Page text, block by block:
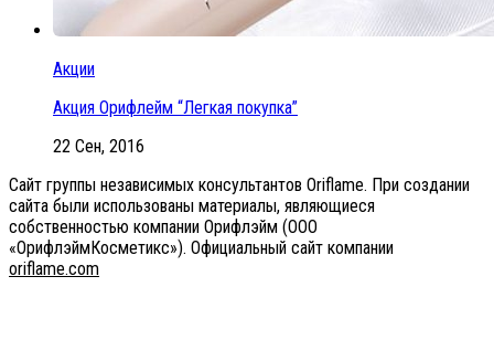
Акции
Акция Орифлейм “Легкая покупка”
22 Сен, 2016
Сайт группы независимых консультантов Oriflame. При создании
сайта были использованы материалы, являющиеся
собственностью компании Орифлэйм (ООО
«ОрифлэймКосметикс»). Официальный сайт компании
оriflаme.соm